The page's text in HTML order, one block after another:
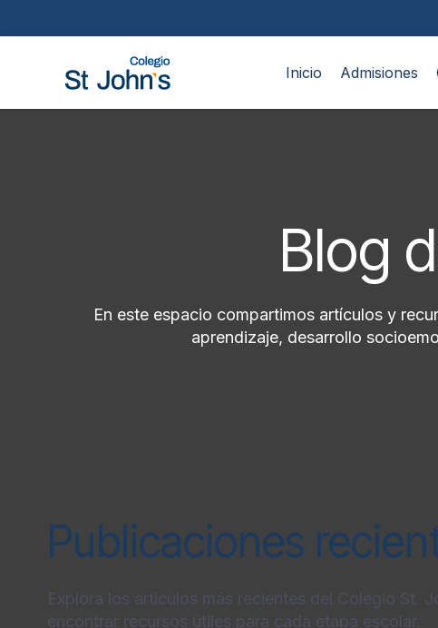
Inicio Admisiones
Blog
En este espacio compartimos artículos y
aprendizaje, desarrollo
Publicaciones
Explora los artículos más recientes del Colegio St.
encontrar recursos útiles para cada etapa escolar.